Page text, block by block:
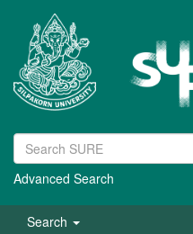
Advanced Search
Search